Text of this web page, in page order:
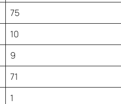
75
10
9
71
1